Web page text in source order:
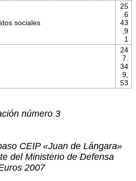
sociales
25
.6
43
,9
1
24
7.
34
9,
53
número 3
CEIP «Juan de Lángara»
del Ministerio de Defensa
2007